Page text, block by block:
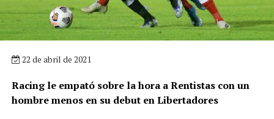
22 de abril de 2021
Racing le empató sobre la hora a Rentistas con un
hombre menos en su debut en Libertadores